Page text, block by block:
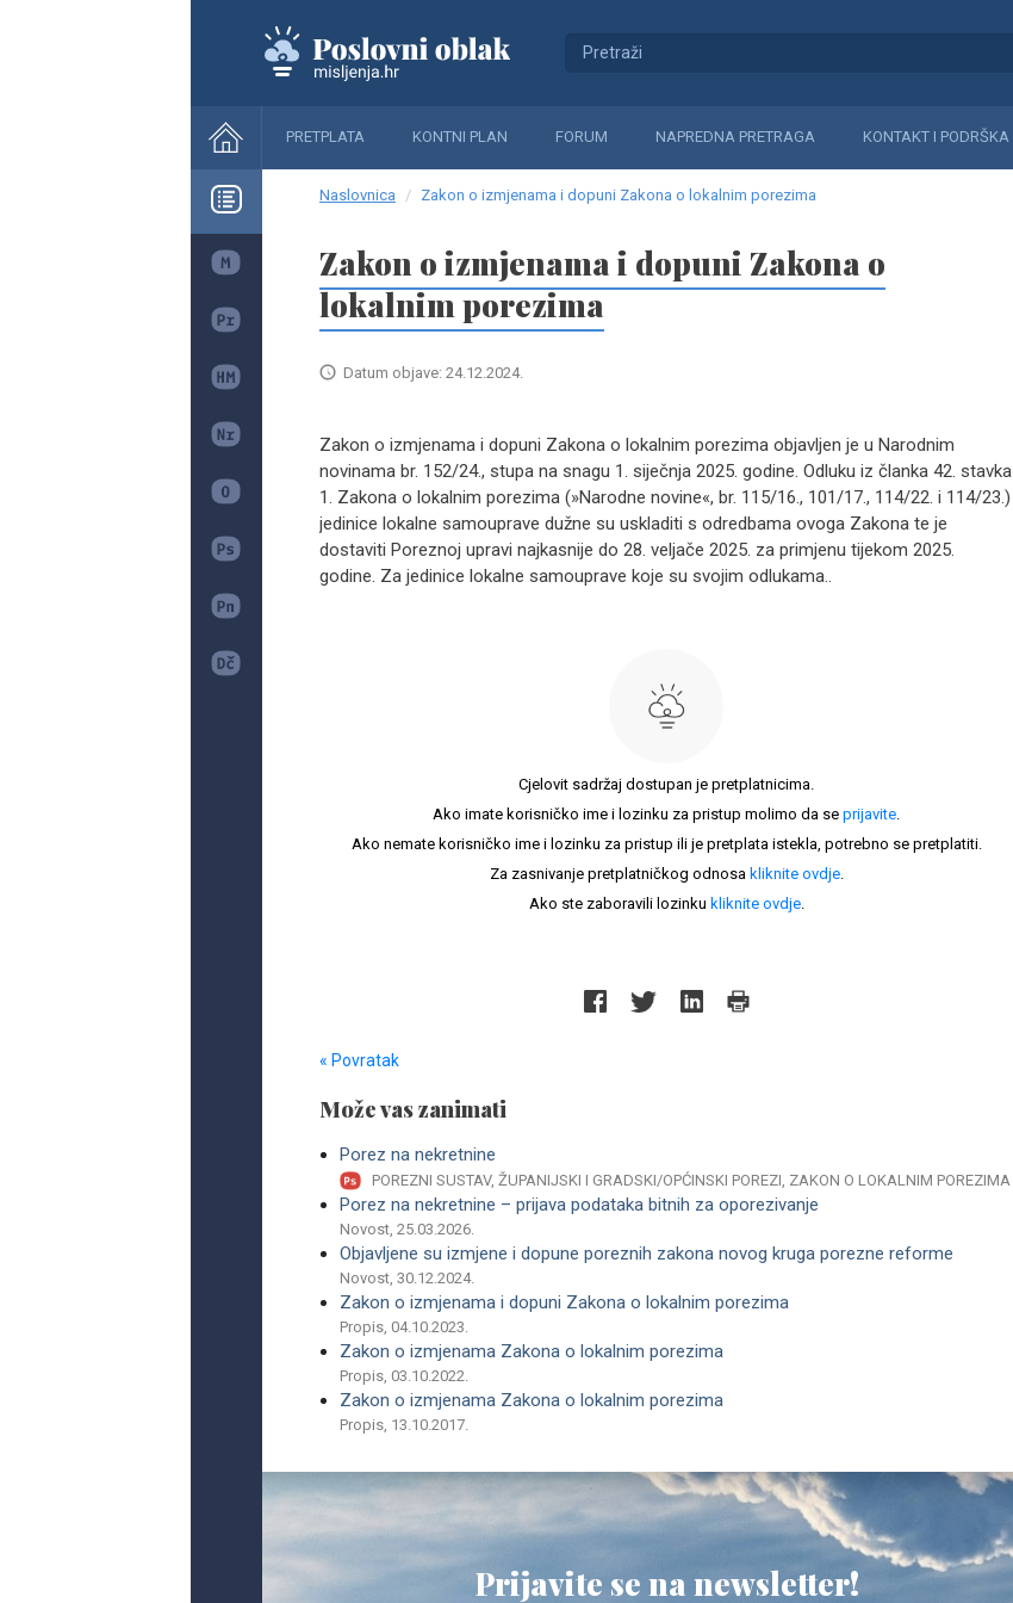
PRETPLATA KONTNI PLAN FORUM NAPREDNA PRETRAGA KONTAKT I PODRŠKA
Naslovnica Zakon o izmjenama i dopuni Zakona o lokalnim porezima
Zakon o izmjenama i dopuni Zakona o
lokalnim porezima
Datum objave: 24.12.2024.
Zakon o izmjenama i dopuni Zakona o lokalnim porezima objavljen je u Narodnim
novinama br. 152/24., stupa na snagu 1. siječnja 2025. godine. Odluku iz članka 42. stavka
1. Zakona o lokalnim porezima (»Narodne novine«, br. 115/16., 101/17., 114/22. i 114/23.)
jedinice lokalne samouprave dužne su uskladiti s odredbama ovoga Zakona te je
dostaviti Poreznoj upravi najkasnije do 28. veljače 2025. za primjenu tijekom 2025.
godine. Za jedinice lokalne samouprave koje su svojim odlukama..
Cjelovit sadržaj dostupan je pretplatnicima.
Ako imate korisničko ime i lozinku za pristup molimo da se prijavite.
Ako nemate korisničko ime i lozinku za pristup ili je pretplata istekla, potrebno se pretplatiti.
Za zasnivanje pretplatničkog odnosa kliknite ovdje.
Ako ste zaboravili lozinku kliknite ovdje.
« Povratak
Može vas zanimati
Porez na nekretnine
POREZNI SUSTAV, ŽUPANIJSKI I GRADSKI/OPĆINSKI POREZI, ZAKON O LOKALNIM POREZIMA
Porez na nekretnine – prijava podataka bitnih za oporezivanje
Novost, 25.03.2026.
Objavljene su izmjene i dopune poreznih zakona novog kruga porezne reforme
Novost, 30.12.2024.
Zakon o izmjenama i dopuni Zakona o lokalnim porezima
Propis, 04.10.2023.
Zakon o izmjenama Zakona o lokalnim porezima
Propis, 03.10.2022.
Zakon o izmjenama Zakona o lokalnim porezima
Propis, 13.10.2017.
Prijavite se na newsletter!